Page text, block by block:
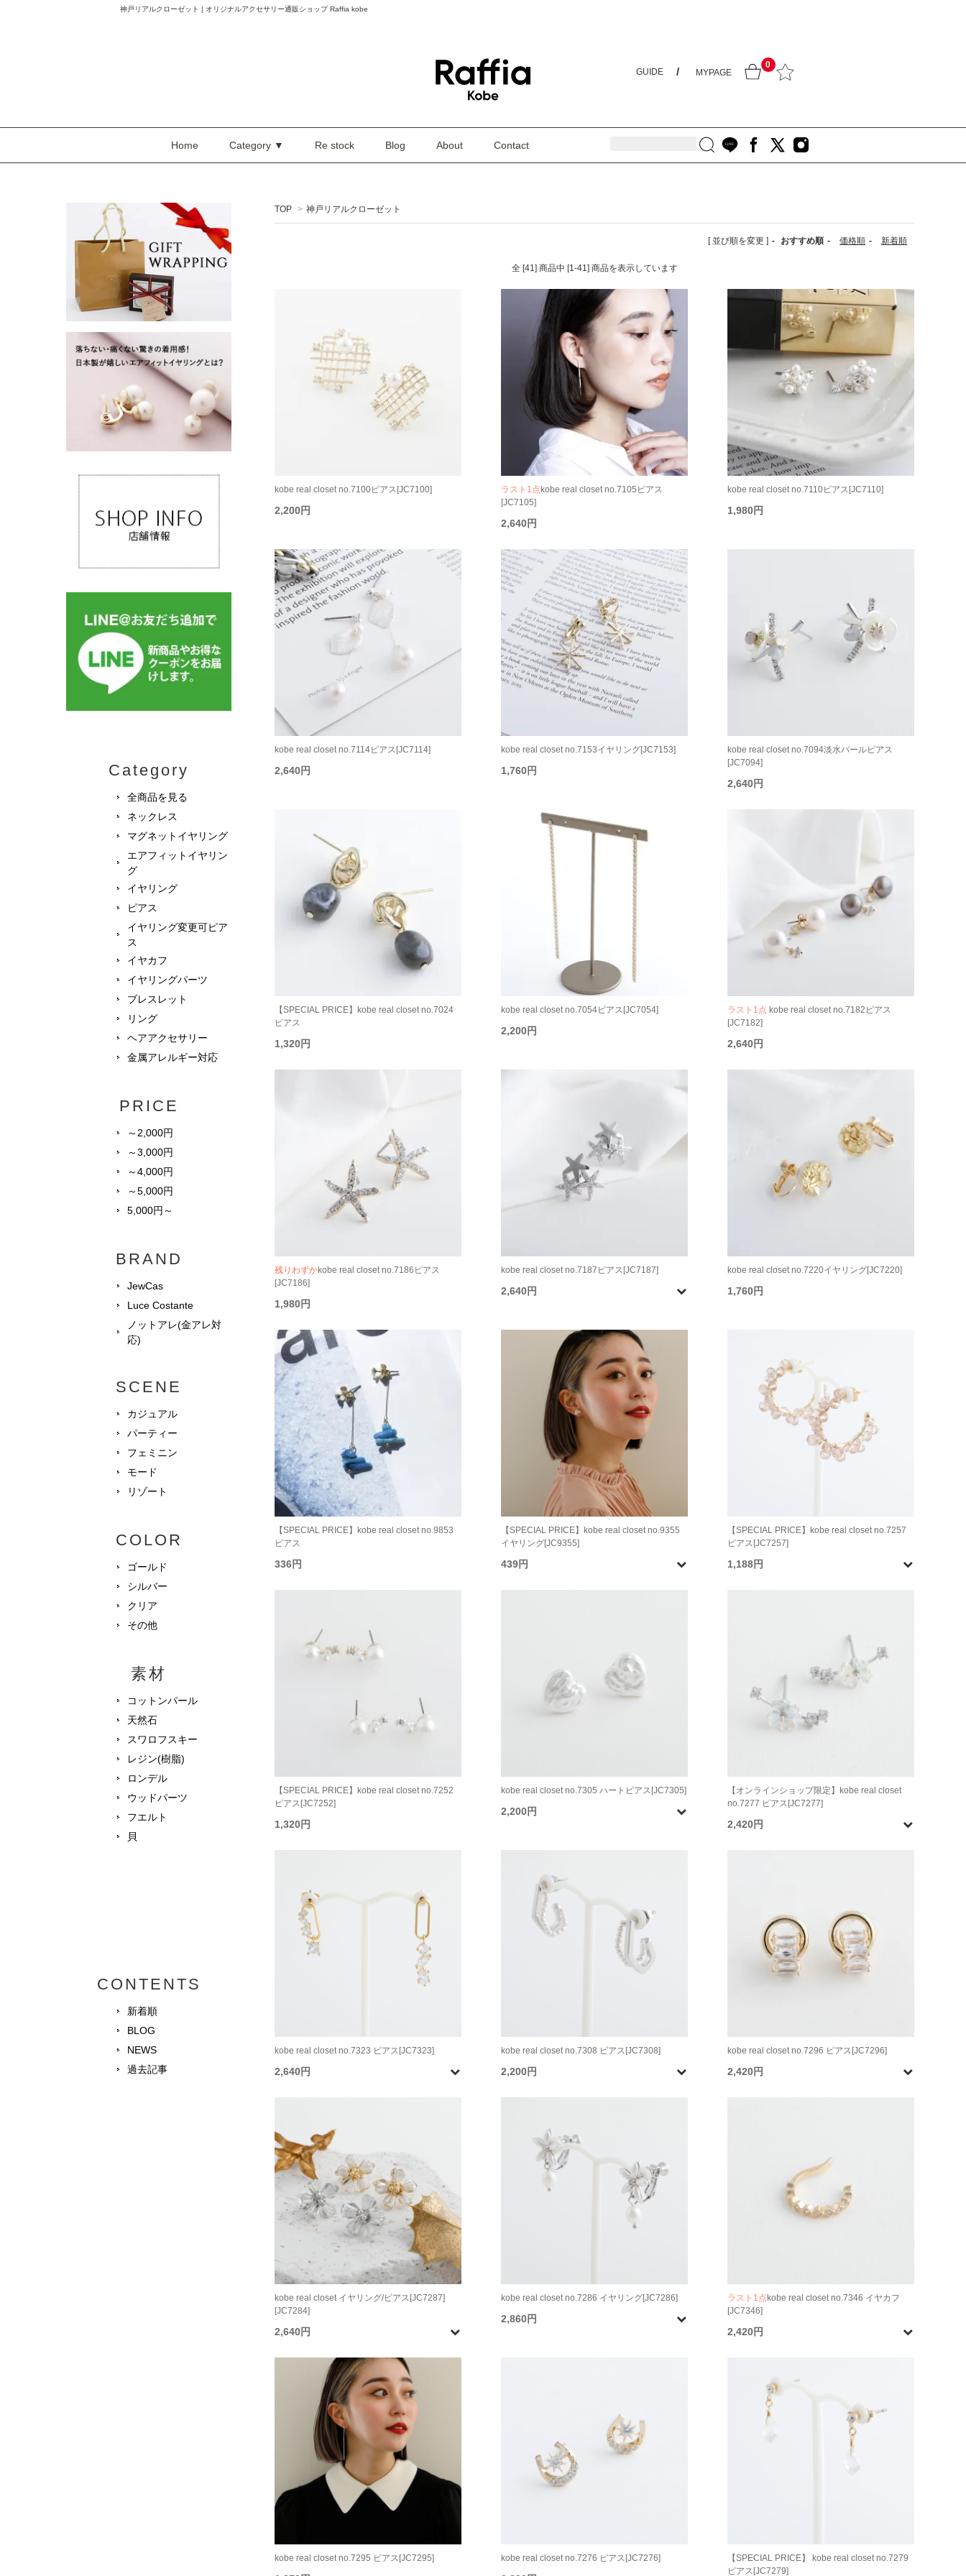
神戸リアルクローゼット | オリジナルアクセサリー通販ショップ Raffia kobe
GUIDE MYPAGE
0
Home Category ▼ Re stock Blog About Contact
TOP > 神戸リアルクローゼット
[ 並び順を変更 ] - おすすめ順 - 価格順 - 新着順
全 [41] 商品中 [1-41] 商品を表示しています
kobe real closet no.7100ピアス[JC7100]
2,200円
ラスト1点kobe real closet no.7105ピアス
[JC7105]
2,640円
kobe real closet no.7110ピアス[JC7110]
1,980円
kobe real closet no.7114ピアス[JC7114]
2,640円
kobe real closet no.7153イヤリング[JC7153]
1,760円
kobe real closet no.7094淡水パールピアス
[JC7094]
2,640円
【SPECIAL PRICE】kobe real closet no.7024
ピアス
1,320円
kobe real closet no.7054ピアス[JC7054]
2,200円
ラスト1点 kobe real closet no.7182ピアス
[JC7182]
2,640円
残りわずかkobe real closet no.7186ピアス
[JC7186]
1,980円
kobe real closet no.7187ピアス[JC7187]
2,640円
kobe real closet no.7220イヤリング[JC7220]
1,760円
【SPECIAL PRICE】kobe real closet no.9853
ピアス
336円
【SPECIAL PRICE】kobe real closet no.9355
イヤリング[JC9355]
439円
【SPECIAL PRICE】kobe real closet no.7257
ピアス[JC7257]
1,188円
【SPECIAL PRICE】kobe real closet no.7252
ピアス[JC7252]
1,320円
kobe real closet no.7305 ハートピアス[JC7305]
2,200円
【オンラインショップ限定】kobe real closet
no.7277 ピアス[JC7277]
2,420円
kobe real closet no.7323 ピアス[JC7323]
2,640円
kobe real closet no.7308 ピアス[JC7308]
2,200円
kobe real closet no.7296 ピアス[JC7296]
2,420円
kobe real closet イヤリング/ピアス[JC7287]
[JC7284]
2,640円
kobe real closet no.7286 イヤリング[JC7286]
2,860円
ラスト1点kobe real closet no.7346 イヤカフ
[JC7346]
2,420円
kobe real closet no.7295 ピアス[JC7295] kobe real closet no.7276 ピアス[JC7276]
【SPECIAL PRICE】 kobe real closet no.7279
ピアス[JC7279]
Category
全商品を見る
ネックレス
マグネットイヤリング
エアフィットイヤリン
グ
イヤリング
ピアス
イヤリング変更可ピア
ス
イヤカフ
イヤリングパーツ
ブレスレット
リング
ヘアアクセサリー
金属アレルギー対応
PRICE
～2,000円
～3,000円
～4,000円
～5,000円
5,000円～
BRAND
JewCas
Luce Costante
ノットアレ(金アレ対
応)
SCENE
カジュアル
パーティー
フェミニン
モード
リゾート
COLOR
ゴールド
シルバー
クリア
その他
素材
コットンパール
天然石
スワロフスキー
レジン(樹脂)
ロンデル
ウッドパーツ
フエルト
貝
CONTENTS
新着順
BLOG
NEWS
過去記事